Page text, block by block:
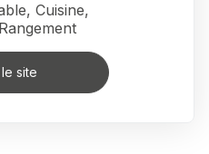
Cuisine,
site